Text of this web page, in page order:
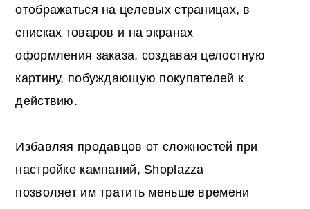
отображаться на целевых страницах, в
списках товаров и на экранах
оформления заказа, создавая целостную
картину, побуждающую покупателей к
действию.
Избавляя продавцов от сложностей при
настройке кампаний, Shoplazza
позволяет им тратить меньше времени